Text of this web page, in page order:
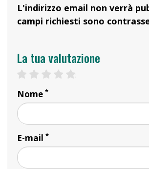
L'indirizzo email non verrà
campi richiesti sono
La tua valutazione
4 stars
3 stars
2 stars
1 star
Nome *
E-mail *